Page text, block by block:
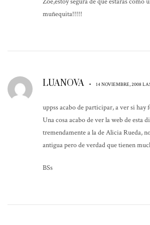
muñequita!!!!!
LUANOVA • 14 NOVIEMBRE, 2008
uppss acabo de participar, a ver si hay
Una cosa acabo de ver la web de esta
tremendamente a la de Alicia Rueda,
antigua pero de verdad que tienen
BSs